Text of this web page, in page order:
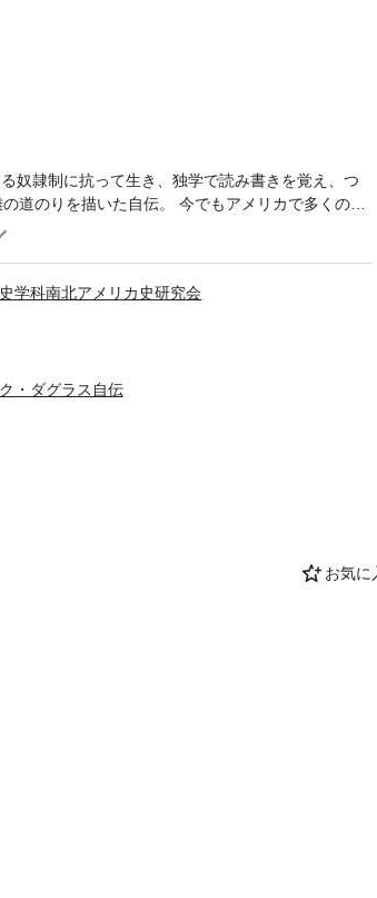
お気に
奴隷制に抗って生き、独学で読み書きを覚え、つ
道のりを描いた自伝。 今でもアメリカで多くの
紀の社会のうねりを確認しつつ、ダグラスの逃亡
プランテーション第３章 ロイド大佐と奴隷た
こがれのボルティモアへ第６章 新しい主人と
い・仲間との逃亡計画・造船所での闘い第11
ト教」訳者あとがき監修に寄せて増補 フレデ
き
学科南北アメリカ史研究会
・ダグラス自伝